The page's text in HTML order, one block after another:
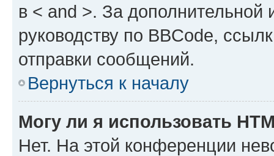
в < and >. За
руководству по BBCode,
отправки сообщений.
Вернуться к началу
Могу ли я использовать
Нет. На этой конференции